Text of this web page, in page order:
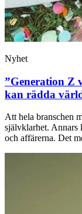
Nyhet
”Generation Z
kan rädda
Att hela branschen
självklarhet. Annars
och affärerna. Det